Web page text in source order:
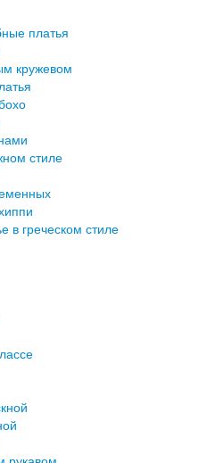
платья
кружевом
стиле
в греческом стиле